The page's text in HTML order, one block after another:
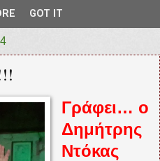
Γράφει… ο
Δημήτρης
Ντόκας
GOT IT